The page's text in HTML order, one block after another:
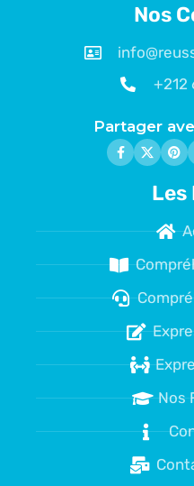
Nos
+212
Partager
Les
Nos